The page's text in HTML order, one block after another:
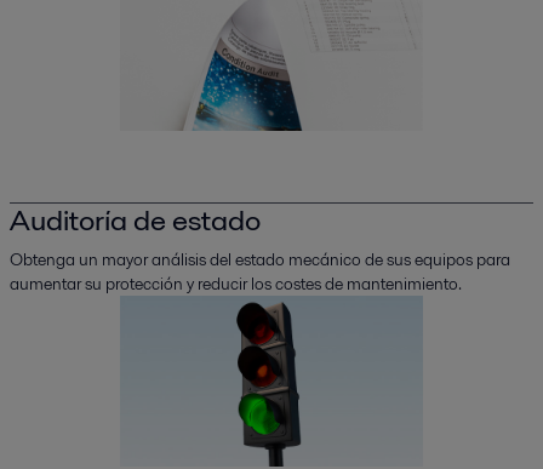
Auditoría de estado
Obtenga un mayor análisis del estado mecánico de sus equipos para
aumentar su protección y reducir los costes de mantenimiento.